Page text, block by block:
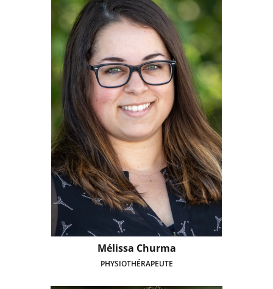
Mélissa Churma
PHYSIOTHÉRAPEUTE